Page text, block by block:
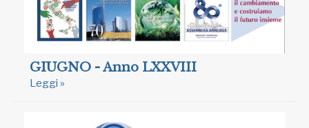
GIUGNO - Anno LXXVIII
Leggi »